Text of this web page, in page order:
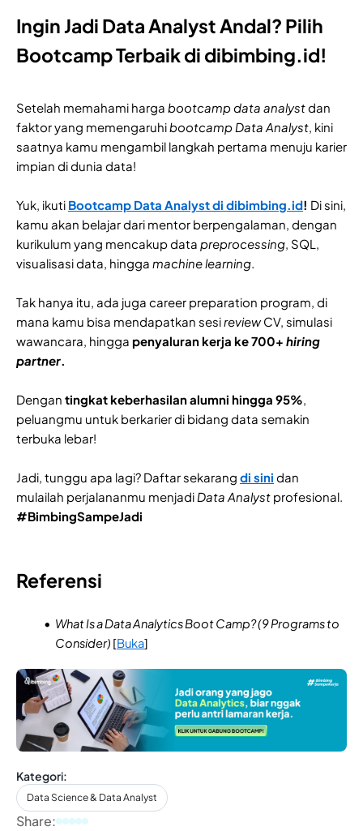
Ingin Jadi Data Analyst Andal? Pilih
Bootcamp Terbaik di dibimbing.id!
Setelah memahami harga bootcamp data analystdan
faktor yang memengaruhibootcamp Data Analyst, kini
saatnya kamu mengambil langkah pertama menuju karier
impian di dunia data!
Yuk, ikuti Bootcamp Data Analyst di dibimbing.id! Di sini,
kamu akan belajar dari mentor berpengalaman, dengan
kurikulum yang mencakup data preprocessing, SQL,
visualisasi data, hingga machine learning.
Tak hanya itu, ada juga career preparation program, di
mana kamu bisa mendapatkan sesireviewCV, simulasi
wawancara, hingga penyaluran kerja ke 700+ hiring
partner.
Dengan tingkat keberhasilan alumni hingga 95%,
peluangmu untuk berkarier di bidang data semakin
terbuka lebar!
Jadi, tunggu apa lagi? Daftar sekarang di sini dan
mulailah perjalananmu menjadi Data Analyst profesional.
#BimbingSampeJadi
Referensi
What Is a Data Analytics Boot Camp? (9 Programs to
Consider) [Buka]
Kategori:
Data Science & Data Analyst
Share: